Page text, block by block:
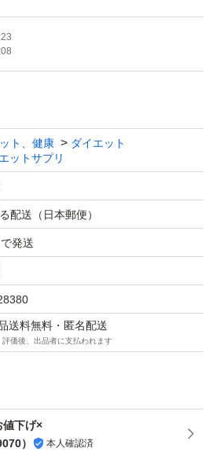
ない方はご遠慮下さい！
ト、健康
ダイエット
ットサプリ
配送（日本郵便）
発送
送料無料・匿名配送
価後、出品者に支払われます
値下げ×
） 本人確認済